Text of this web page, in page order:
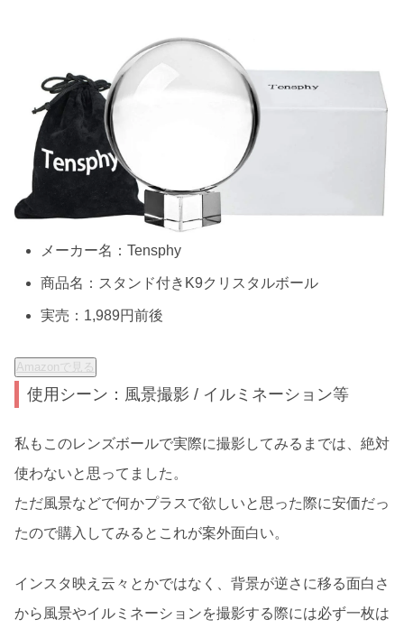
メーカー名：Tensphy
商品名：スタンド付きK9クリスタルボール
実売：1,989円前後
Amazonで見る
使用シーン：風景撮影 / イルミネーション等
私もこのレンズボールで実際に撮影してみるまでは、絶対
使わないと思ってました。
ただ風景などで何かプラスで欲しいと思った際に安価だっ
たので購入してみるとこれが案外面白い。
インスタ映え云々とかではなく、背景が逆さに移る面白さ
から風景やイルミネーションを撮影する際には必ず一枚は